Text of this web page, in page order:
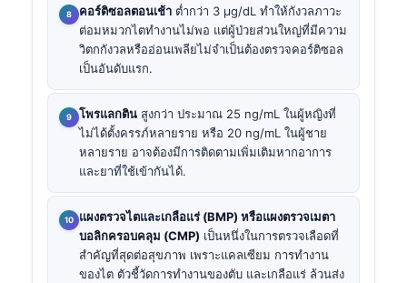
คอร์ติซอลตอนเช้า ต่ำกว่า 3 µg/dL ทำให้กังวลภาวะ
ต่อมหมวกไตทำงานไม่พอ แต่ผู้ป่วยส่วนใหญ่ที่มีความ
วิตกกังวลหรืออ่อนเพลียไม่จำเป็นต้องตรวจคอร์ติซอล
เป็นอันดับแรก.
โพรแลกติน สูงกว่า ประมาณ 25 ng/mL ในผู้หญิงที่
ไม่ได้ตั้งครรภ์หลายราย หรือ 20 ng/mL ในผู้ชาย
หลายราย อาจต้องมีการติดตามเพิ่มเติมหากอาการ
และยาที่ใช้เข้ากันได้.
แผงตรวจไตและเกลือแร่ (BMP) หรือแผงตรวจเมตา
บอลิกครอบคลุม (CMP) เป็นหนึ่งในการตรวจเลือดที่
สำคัญที่สุดต่อสุขภาพ เพราะแคลเซียม การทำงาน
ของไต ตัวชี้วัดการทำงานของตับ และเกลือแร่ ล้วนส่ง